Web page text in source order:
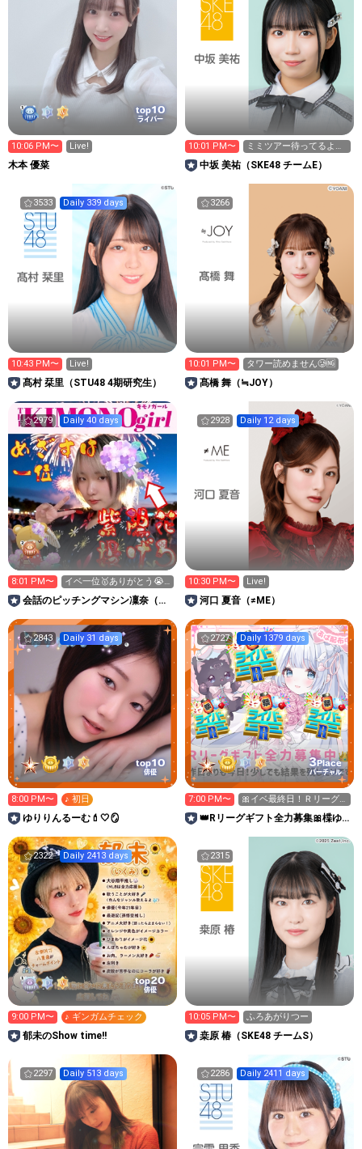
top10
ライバー
10:06 PM〜 Live!
木本 優菜
10:01 PM〜
ミミツアー待ってるよん
🐰👼🏻
中坂 美祐（SKE48 チームE）
3533 Daily 339 days
10:43 PM〜 Live!
髙村 栞里（STU48 4期研究生）
3266
10:01 PM〜 タワー読めません🥲🆖
髙橋 舞（≒JOY）
2979 Daily 40 days
8:01 PM〜
イベ一位🥇ありがとう😭
😭😭😭😭
会話のピッチングマシン凜奈（廃
2928 Daily 12 days
10:30 PM〜 Live!
河口 夏音（≠ME）
2843 Daily 31 days
top10
俳優
8:00 PM〜 ♪ 初日
ゆりりんるーむ💄🤍🪞
2727 Daily 1379 days
3Place
バーチャル
7:00 PM〜
🎀イベ最終日！Ｒリーグ
ギフト全力募集中！🎀
👑Rリーグギフト全力募集🎀楪ゆ
2322 Daily 2413 days
top20
俳優
9:00 PM〜 ♪ ギンガムチェック
郁未のShow time!!
2315
10:05 PM〜 ふろあがりつー
桒原 椿（SKE48 チームS）
2297 Daily 513 days 2286 Daily 2411 days